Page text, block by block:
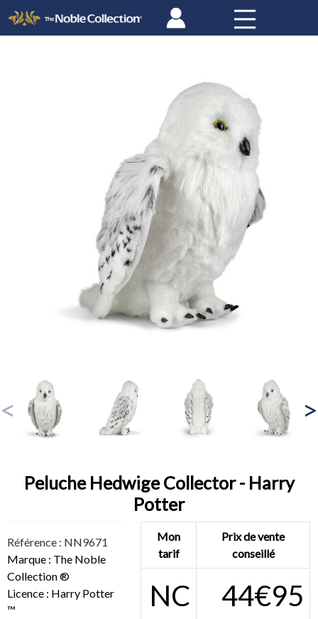
Peluche Hedwige Collector - Harry
Potter
Référence : NN9671
Marque : The Noble
Collection ®
Licence : Harry Potter
™
Mon
tarif
Prix de vente
conseillé
NC 44€95
Panneau de gestion des cookies